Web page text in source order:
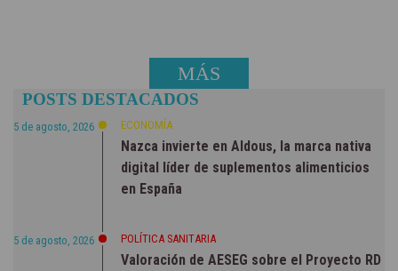
MÁS
NOTICIAS
POSTS DESTACADOS
5 de agosto, 2026 ECONOMÍA
Nazca invierte en Aldous, la marca nativa
digital líder de suplementos alimenticios
en España
5 de agosto, 2026 POLÍTICA SANITARIA
Valoración de AESEG sobre el Proyecto RD